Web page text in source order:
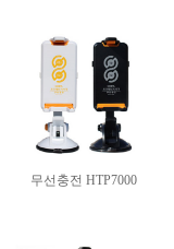
무선충전 HTP7000